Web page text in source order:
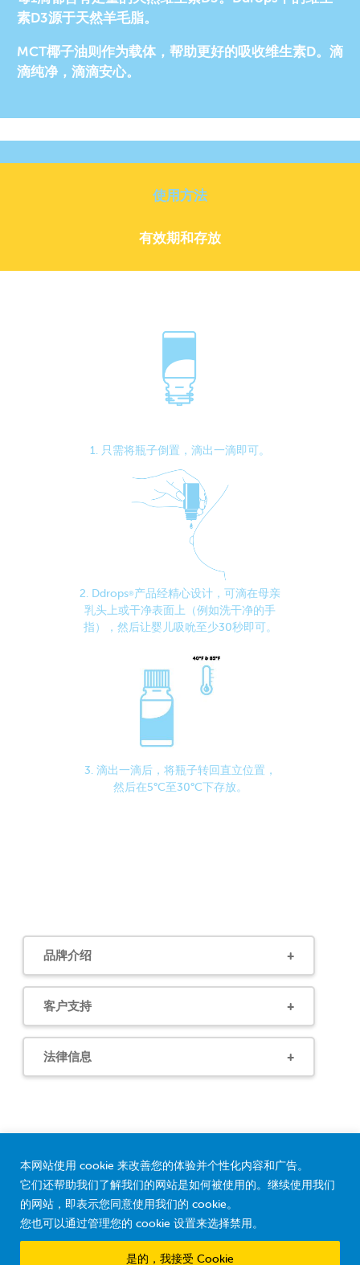
本网站使用 cookie 来改善您的体验并个性化内容和广告。
它们还帮助我们了解我们的网站是如何被使用的。继续使用我们
的网站，即表示您同意使用我们的 cookie。
您也可以通过管理您的 cookie 设置来选择禁用。
是的，我接受 Cookie
素D3源于天然羊毛脂。
MCT椰子油则作为载体，帮助更好的吸收维生素D。滴
滴纯净，滴滴安心。
使用方法
有效期和存放
1. 只需将瓶子倒置，滴出一滴即可。
2. Ddrops® 产品经精心设计，可滴在母亲
乳头上或干净表面上（例如洗干净的手
指），然后让婴儿吸吮至少30秒即可。
3. 滴出一滴后，将瓶子转回直立位置，
然后在5°C至30°C下存放。
品牌介绍
客户支持
法律信息
© 2026 Ddrops Company. All Rights Reserved.